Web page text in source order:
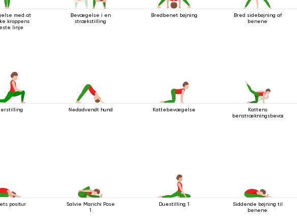
med at
kroppens
linje
Bevægelse i en
strækstilling
Bredbenet bøjning
Bred sidebøjning af
benene
Nedadvendt hund Kattebevægelse
Kattens
benstrækningsbevægelse
positur
Salvie Marichi Pose
1
Duestilling 1
Siddende bøjning til
benene